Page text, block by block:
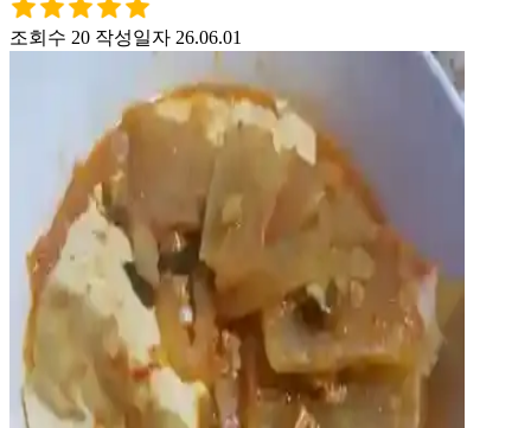
조회수 20 작성일자 26.06.01